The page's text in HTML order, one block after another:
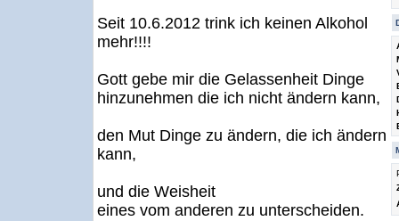
Seit 10.6.2012 trink ich keinen Alkohol
mehr!!!!
Gott gebe mir die Gelassenheit Dinge
hinzunehmen die ich nicht ändern kann,
den Mut Dinge zu ändern, die ich ändern
kann,
und die Weisheit
eines vom anderen zu unterscheiden.